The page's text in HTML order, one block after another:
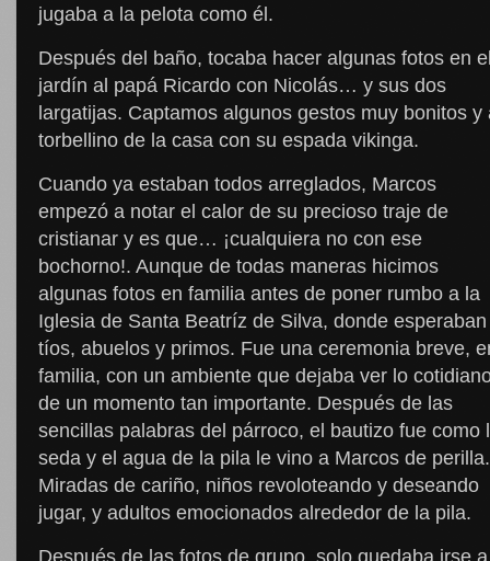
jugaba a la pelota como él.
Después del baño, tocaba hacer algunas fotos en
jardín al papá Ricardo con Nicolás… y sus dos
largatijas. Captamos algunos gestos muy bonitos y
torbellino de la casa con su espada vikinga.
Cuando ya estaban todos arreglados, Marcos
empezó a notar el calor de su precioso traje de
cristianar y es que… ¡cualquiera no con ese
bochorno!. Aunque de todas maneras hicimos
algunas fotos en familia antes de poner rumbo a la
Iglesia de Santa Beatríz de Silva, donde esperaban
tíos, abuelos y primos. Fue una ceremonia breve,
familia, con un ambiente que dejaba ver lo
de un momento tan importante. Después de las
sencillas palabras del párroco, el bautizo fue como
seda y el agua de la pila le vino a Marcos de perilla.
Miradas de cariño, niños revoloteando y deseando
jugar, y adultos emocionados alrededor de la pila.